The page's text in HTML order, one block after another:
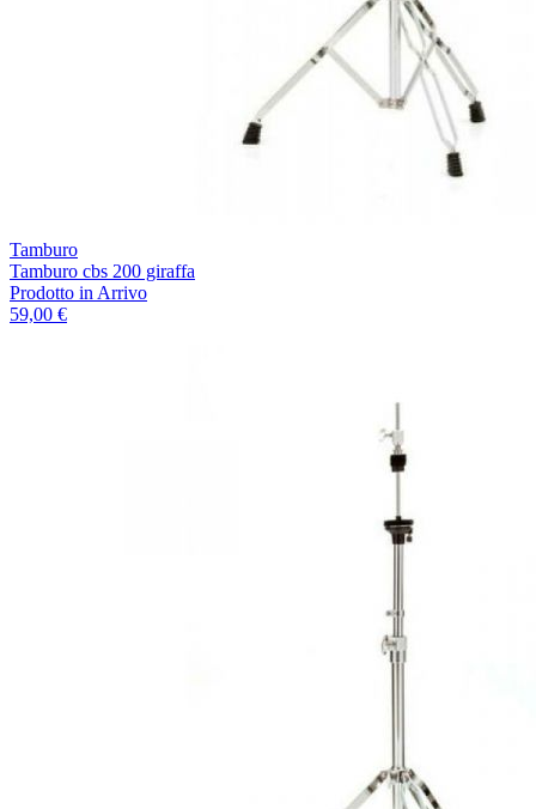
Tamburo
Tamburo cbs 200 giraffa
Prodotto in Arrivo
59,00 €